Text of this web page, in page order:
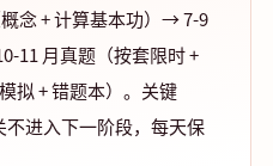
念 + 计算基本功）→ 7-9
11 月真题（按套限时 +
拟 + 错题本）。关键
进入下一阶段，每天保